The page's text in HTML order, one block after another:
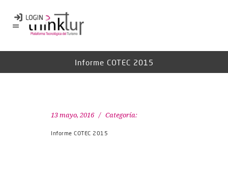
Informe COTEC 2015
13 mayo, 2016 Categoría:
Informe COTEC 2015